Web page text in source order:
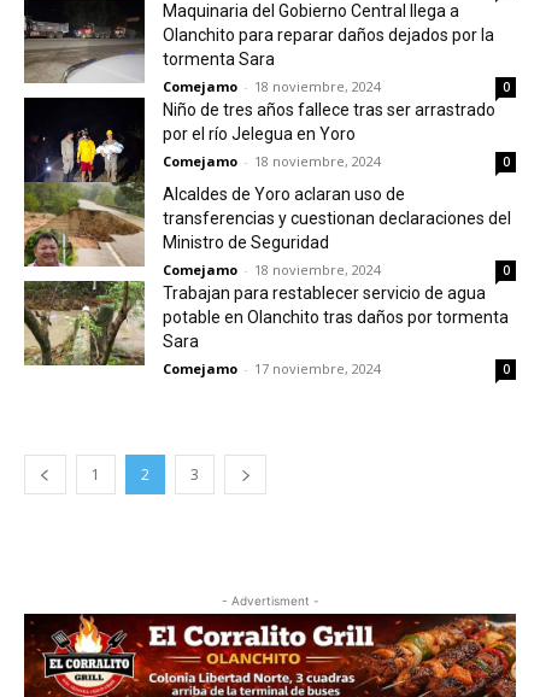
Maquinaria del Gobierno Central llega a
Olanchito para reparar daños dejados por la
tormenta Sara
Comejamo - 18 noviembre, 2024 0
Niño de tres años fallece tras ser arrastrado
por el río Jelegua en Yoro
Comejamo - 18 noviembre, 2024 0
Alcaldes de Yoro aclaran uso de
transferencias y cuestionan declaraciones del
Ministro de Seguridad
Comejamo - 18 noviembre, 2024 0
Trabajan para restablecer servicio de agua
potable en Olanchito tras daños por tormenta
Sara
Comejamo - 17 noviembre, 2024 0
1 2 3
- Advertisment -